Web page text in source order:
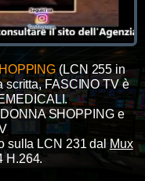
(LCN 255 in
scritta, FASCINO TV è
SHOPPING e
sulla LCN 231 dalMux
H.264.